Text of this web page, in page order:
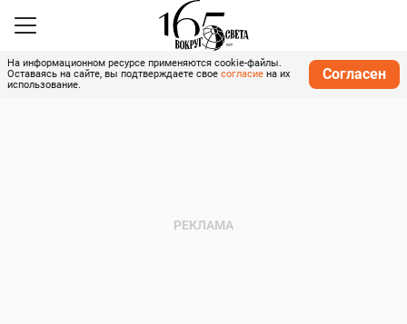
На информационном ресурсе применяются cookie-файлы.
Оставаясь на сайте, вы подтверждаете свое согласие на их
использование.
Согласен